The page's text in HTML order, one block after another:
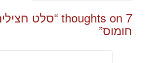
7 thoughts on “ סלט
חומוס”